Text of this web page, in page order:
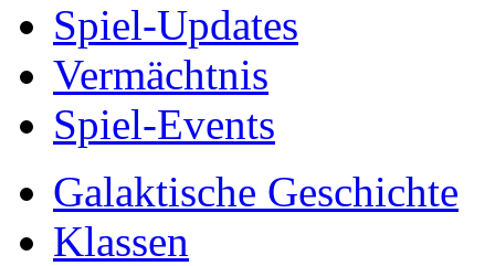
Spiel-Updates
Vermächtnis
Spiel-Events
Galaktische Geschichte
Klassen